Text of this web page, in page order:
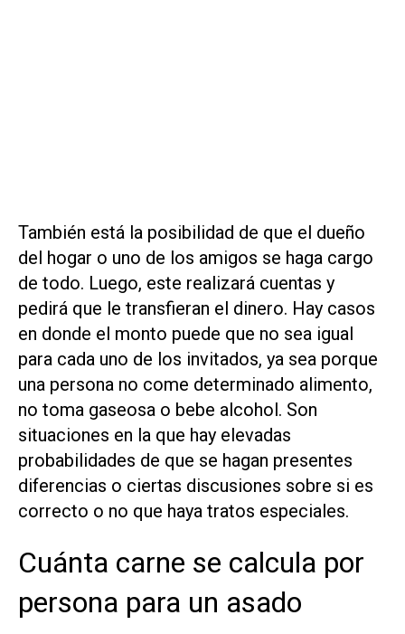
También está la posibilidad de que el dueño
del hogar o uno de los amigos se haga cargo
de todo. Luego, este realizará cuentas y
pedirá que le transfieran el dinero. Hay casos
en donde el monto puede que no sea igual
para cada uno de los invitados, ya sea porque
una persona no come determinado alimento,
no toma gaseosa o bebe alcohol. Son
situaciones en la que hay elevadas
probabilidades de que se hagan presentes
diferencias o ciertas discusiones sobre si es
correcto o no que haya tratos especiales.
Cuánta carne se calcula por
persona para un asado